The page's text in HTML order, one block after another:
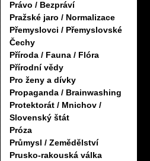
Právo / Bezpráví
Pražské jaro / Normalizace
Přemyslovci / Přemyslovské
Čechy
Příroda / Fauna / Flóra
Přírodní vědy
Pro ženy a dívky
Propaganda / Brainwashing
Protektorát / Mnichov /
Slovenský štát
Próza
Průmysl / Zemědělství
Prusko-rakouská válka